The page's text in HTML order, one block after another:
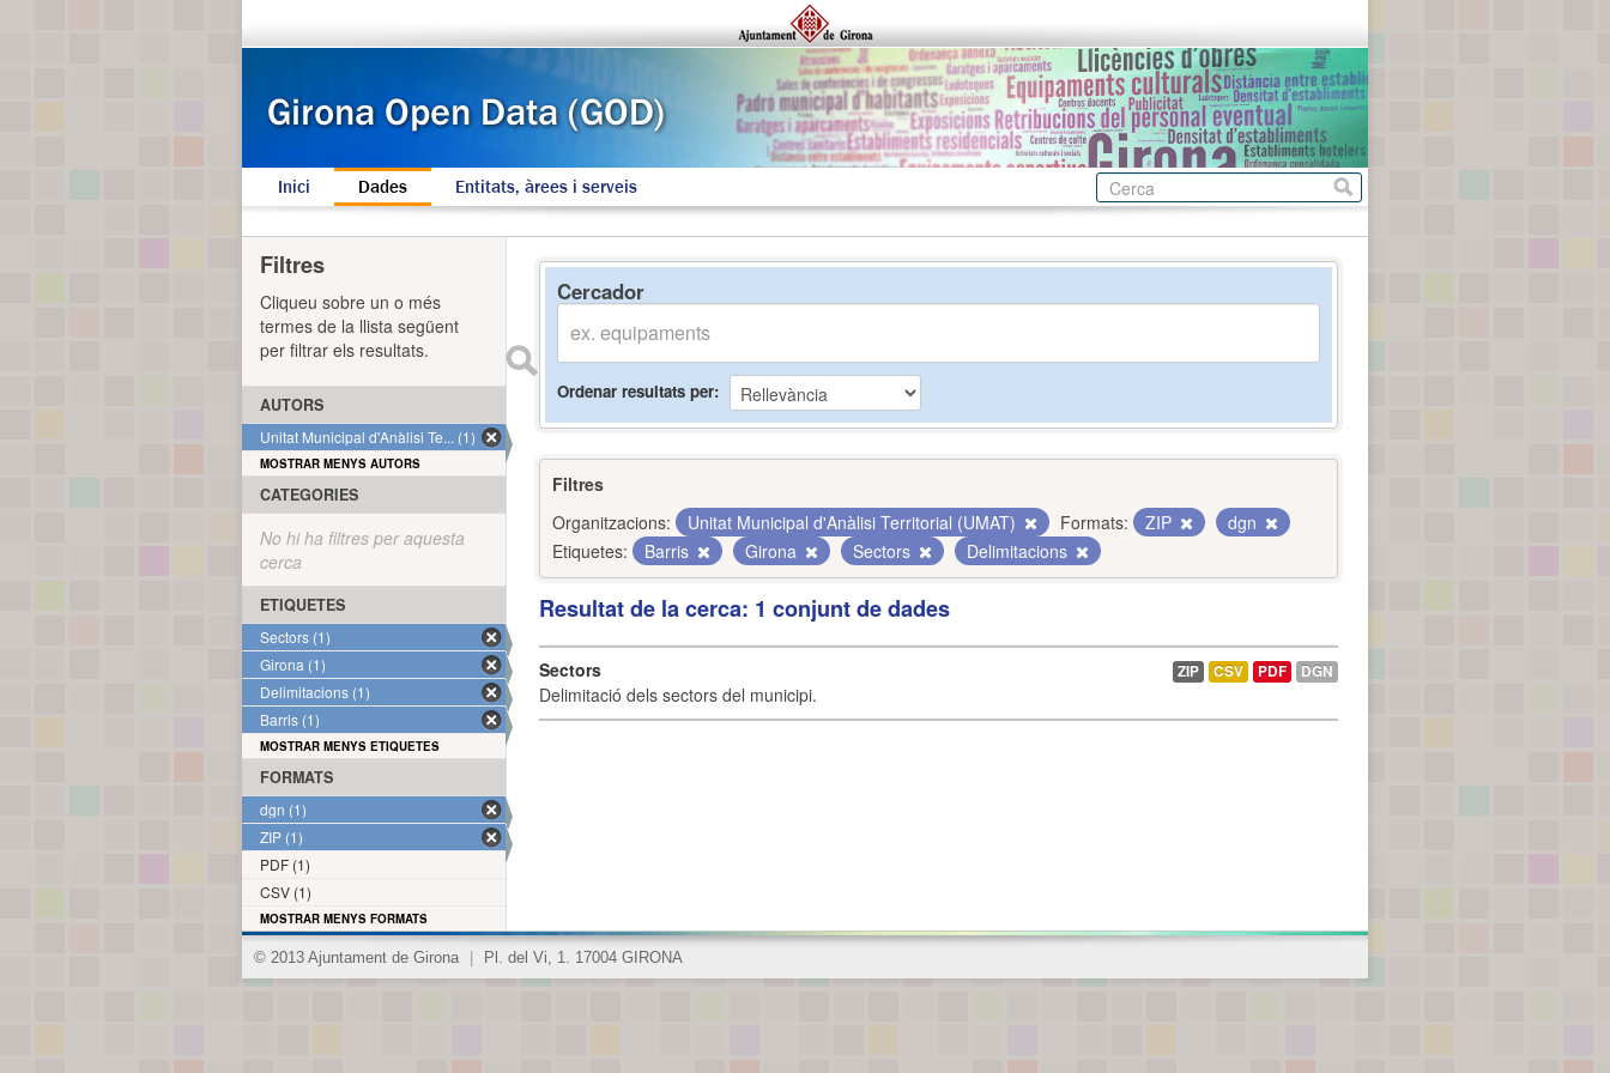
Inici Dades Entitats, àrees i serveis
Cercador
Ordenar resultats per
Filtres
Organitzacions:
Unitat Municipal d'Anàlisi Territorial (UMAT) Formats: ZIP
dgn
Etiquetes:
Barris Girona Sectors Delimitacions
Resultat de la cerca: 1 conjunt de dades
Sectors
Delimitació dels sectors del municipi.
ZIP CSV PDF DGN
Filtres
Cliqueu sobre un o més
termes de la llista següent
per filtrar els resultats.
AUTORS
Unitat Municipal d'Anàlisi Te... (1)
MOSTRAR MENYS AUTORS
CATEGORIES
No hi ha filtres per aquesta
cerca
ETIQUETES
Sectors (1)
Girona (1)
Delimitacions (1)
Barris (1)
MOSTRAR MENYS ETIQUETES
FORMATS
dgn (1)
ZIP (1)
PDF (1)
CSV (1)
MOSTRAR MENYS FORMATS
© 2013 Ajuntament de Girona Pl. del Vi, 1. 17004 GIRONA